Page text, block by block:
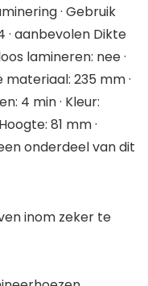
· Gebruik
aanbevolen Dikte
lamineren: nee ·
235 mm ·
4 min · Kleur:
81 mm ·
onderdeel van dit
inom zeker te